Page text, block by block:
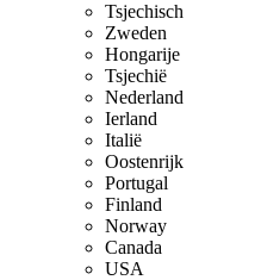
Tsjechisch
Zweden
Hongarije
Tsjechië
Nederland
Ierland
Italië
Oostenrijk
Portugal
Finland
Norway
Canada
USA